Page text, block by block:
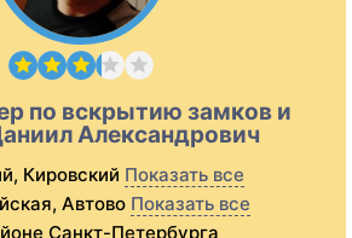
по вскрытию замков и
Александрович
Кировский Показать все
Автово Показать все
Санкт-Петербурга